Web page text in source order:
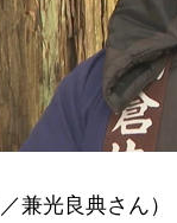
兼光良典さん）